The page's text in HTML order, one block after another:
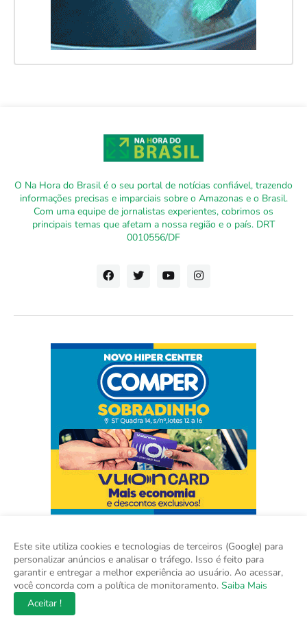
O Na Hora do Brasil é o seu portal de notícias confiável, trazendo
informações precisas e imparciais sobre o Amazonas e o Brasil.
Com uma equipe de jornalistas experientes, cobrimos os
principais temas que afetam a nossa região e o país. DRT
0010556/DF
Este site utiliza cookies e tecnologias de terceiros (Google) para
personalizar anúncios e analisar o tráfego. Isso é feito para
garantir e entregar a melhor experiência ao usuário. Ao acessar,
você concorda com a política de monitoramento. Saiba Mais
Aceitar !